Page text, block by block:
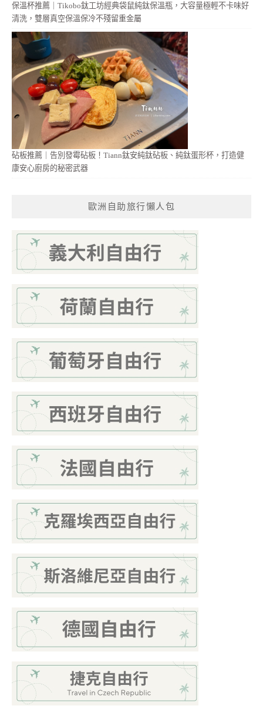
保溫杯推薦｜Tikobo鈦工坊經典袋鼠純鈦保溫瓶，大容量極輕不卡味好
清洗，雙層真空保溫保冷不殘留重金屬
砧板推薦｜告別發霉砧板！Tiann鈦安純鈦砧板、純鈦蛋形杯，打造健
康安心廚房的秘密武器
歐洲自助旅行懶人包